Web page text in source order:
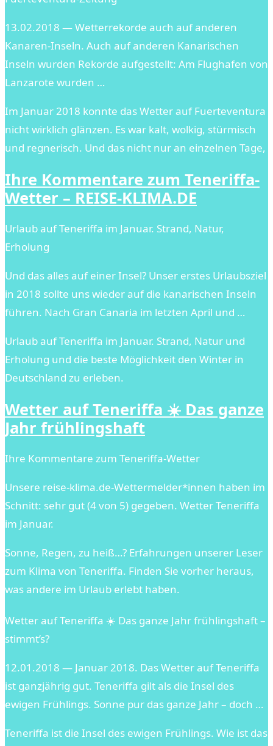
13.02.2018 — Wetterrekorde auch auf anderen
Kanaren-Inseln. Auch auf anderen Kanarischen
Inseln wurden Rekorde aufgestellt: Am Flughafen von
Lanzarote wurden …
Im Januar 2018 konnte das Wetter auf Fuerteventura
nicht wirklich glänzen. Es war kalt, wolkig, stürmisch
und regnerisch. Und das nicht nur an einzelnen Tage,
Ihre Kommentare zum Teneriffa-
Wetter – REISE-KLIMA.DE
Urlaub auf Teneriffa im Januar. Strand, Natur,
Erholung
Und das alles auf einer Insel? Unser erstes Urlaubsziel
in 2018 sollte uns wieder auf die kanarischen Inseln
führen. Nach Gran Canaria im letzten April und …
Urlaub auf Teneriffa im Januar. Strand, Natur und
Erholung und die beste Möglichkeit den Winter in
Deutschland zu erleben.
Wetter auf Teneriffa ☀️ Das ganze
Jahr frühlingshaft
Ihre Kommentare zum Teneriffa-Wetter
Unsere reise-klima.de-Wettermelder*innen haben im
Schnitt: sehr gut (4 von 5) gegeben. Wetter Teneriffa
im Januar.
Sonne, Regen, zu heiß…? Erfahrungen unserer Leser
zum Klima von Teneriffa. Finden Sie vorher heraus,
was andere im Urlaub erlebt haben.
Wetter auf Teneriffa ☀️ Das ganze Jahr frühlingshaft –
stimmt’s?
12.01.2018 — Januar 2018. Das Wetter auf Teneriffa
ist ganzjährig gut. Teneriffa gilt als die Insel des
ewigen Frühlings. Sonne pur das ganze Jahr – doch …
Teneriffa ist die Insel des ewigen Frühlings. Wie ist das